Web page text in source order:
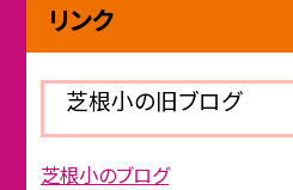
リンク
芝根小の旧ブログ
芝根小のブログ